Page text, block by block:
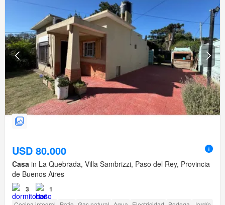
USD 80.000
Casa in La Quebrada, Villa Sambrizzi, Paso del Rey, Provincia
de Buenos Aires
3 1